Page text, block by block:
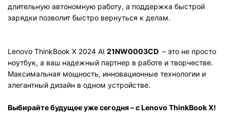
длительную автономную работу, а поддержка быстрой
зарядки позволит быстро вернуться к делам.
Lenovo ThinkBook X 2024 AI 21NW0003CD – это не просто
ноутбук, а ваш надежный партнер в работе и творчестве.
Максимальная мощность, инновационные технологии и
элегантный дизайн в одном устройстве.
Выбирайте будущее уже сегодня – с Lenovo ThinkBook X!